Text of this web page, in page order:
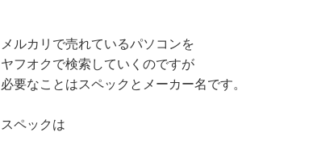
メルカリで売れているパソコンを
ヤフオクで検索していくのですが
必要なことはスペックとメーカー名です。
スペックは